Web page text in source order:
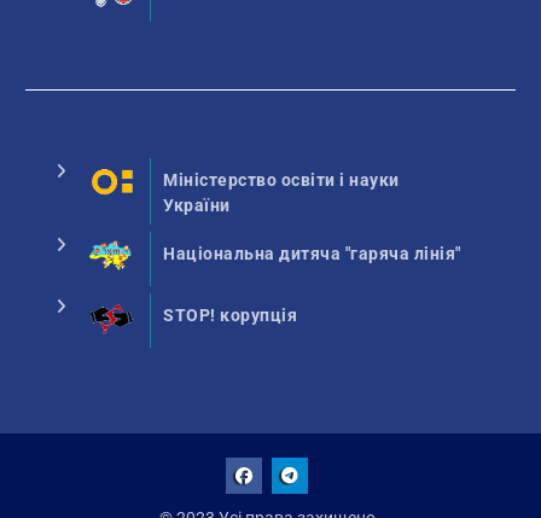
Міністерство освіти і науки
України
Національна дитяча "гаряча лінія"
STOP! корупція